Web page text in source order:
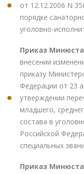
от 12.12.2006 N
порядке
уголовно-
Приказ Минюста
внесении
приказу
Федерации от 23
утверждении
младшего,
состава в
Российской
специальных
Приказ Минюста